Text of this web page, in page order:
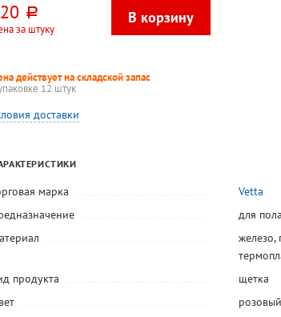
руб.
за штуку
действует на складской запас
12 штук
доставки
марка
Vetta
для пола
железо,
продукта
щетка
розовый